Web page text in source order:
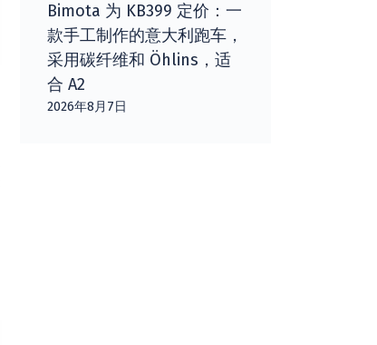
Bimota 为 KB399 定价：一
款手工制作的意大利跑车，
采用碳纤维和 Öhlins，适
合 A2
2026年8月7日